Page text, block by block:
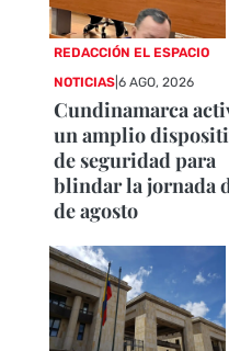
REDACCIÓN EL ESPACIO
NOTICIAS |6 AGO, 2026
Cundinamarca
un amplio
de seguridad para
blindar la jornada
de agosto